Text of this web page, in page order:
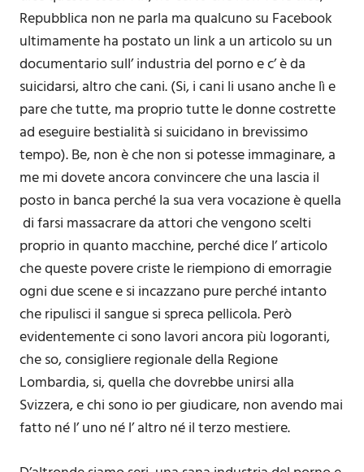
Repubblica non ne parla ma qualcuno su Facebook
ultimamente ha postato un link a un articolo su un
documentario sull’ industria del porno e c’ è da
suicidarsi, altro che cani. (Si, i cani li usano anche lì e
pare che tutte, ma proprio tutte le donne costrette
ad eseguire bestialità si suicidano in brevissimo
tempo). Be, non è che non si potesse immaginare, a
me mi dovete ancora convincere che una lascia il
posto in banca perché la sua vera vocazione è quella
di farsi massacrare da attori che vengono scelti
proprio in quanto macchine, perché dice l’ articolo
che queste povere criste le riempiono di emorragie
ogni due scene e si incazzano pure perché intanto
che ripulisci il sangue si spreca pellicola. Però
evidentemente ci sono lavori ancora più logoranti,
che so, consigliere regionale della Regione
Lombardia, si, quella che dovrebbe unirsi alla
Svizzera, e chi sono io per giudicare, non avendo mai
fatto né l’ uno né l’ altro né il terzo mestiere.